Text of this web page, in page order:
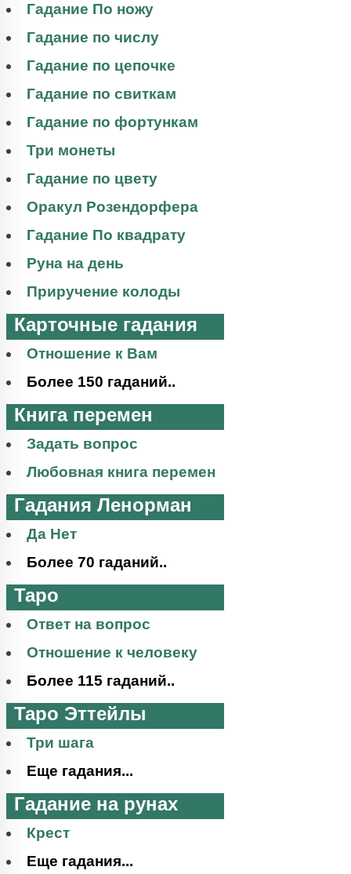
Гадание По ножу
Гадание по числу
Гадание по цепочке
Гадание по свиткам
Гадание по фортункам
Три монеты
Гадание по цвету
Оракул Розендорфера
Гадание По квадрату
Руна на день
Приручение колоды
Карточные гадания
Отношение к Вам
Более 150 гаданий..
Книга перемен
Задать вопрос
Любовная книга перемен
Гадания Ленорман
Да Нет
Более 70 гаданий..
Таро
Ответ на вопрос
Отношение к человеку
Более 115 гаданий..
Таро Эттейлы
Три шага
Еще гадания...
Гадание на рунах
Крест
Еще гадания...